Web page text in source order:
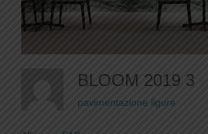
BLOOM 2019 3
pavimentazione ligure